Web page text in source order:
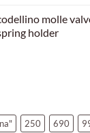
molle
holder
250 690